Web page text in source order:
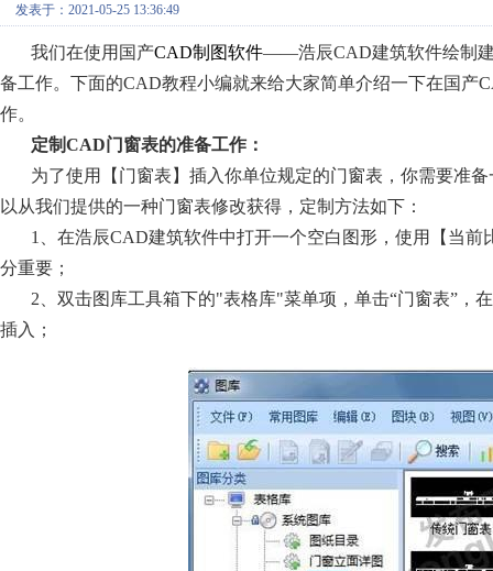
发表于：2021-05-25 13:36:49
我们在使用国产CAD制图软件——浩辰CAD建筑软件绘制
备工作。下面的CAD教程小编就来给大家简单介绍一下在国
作。
定制CAD门窗表的准备工作：
为了使用【门窗表】插入你单位规定的门窗表，你需要准
以从我们提供的一种门窗表修改获得，定制方法如下：
1、在浩辰CAD建筑软件中打开一个空白图形，使用【当
分重要；
2、双击图库工具箱下的"表格库"菜单项，单击“门窗表”，
插入；